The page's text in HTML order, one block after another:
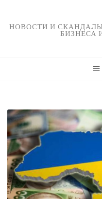
НОВОСТИ И
БИЗНЕСА